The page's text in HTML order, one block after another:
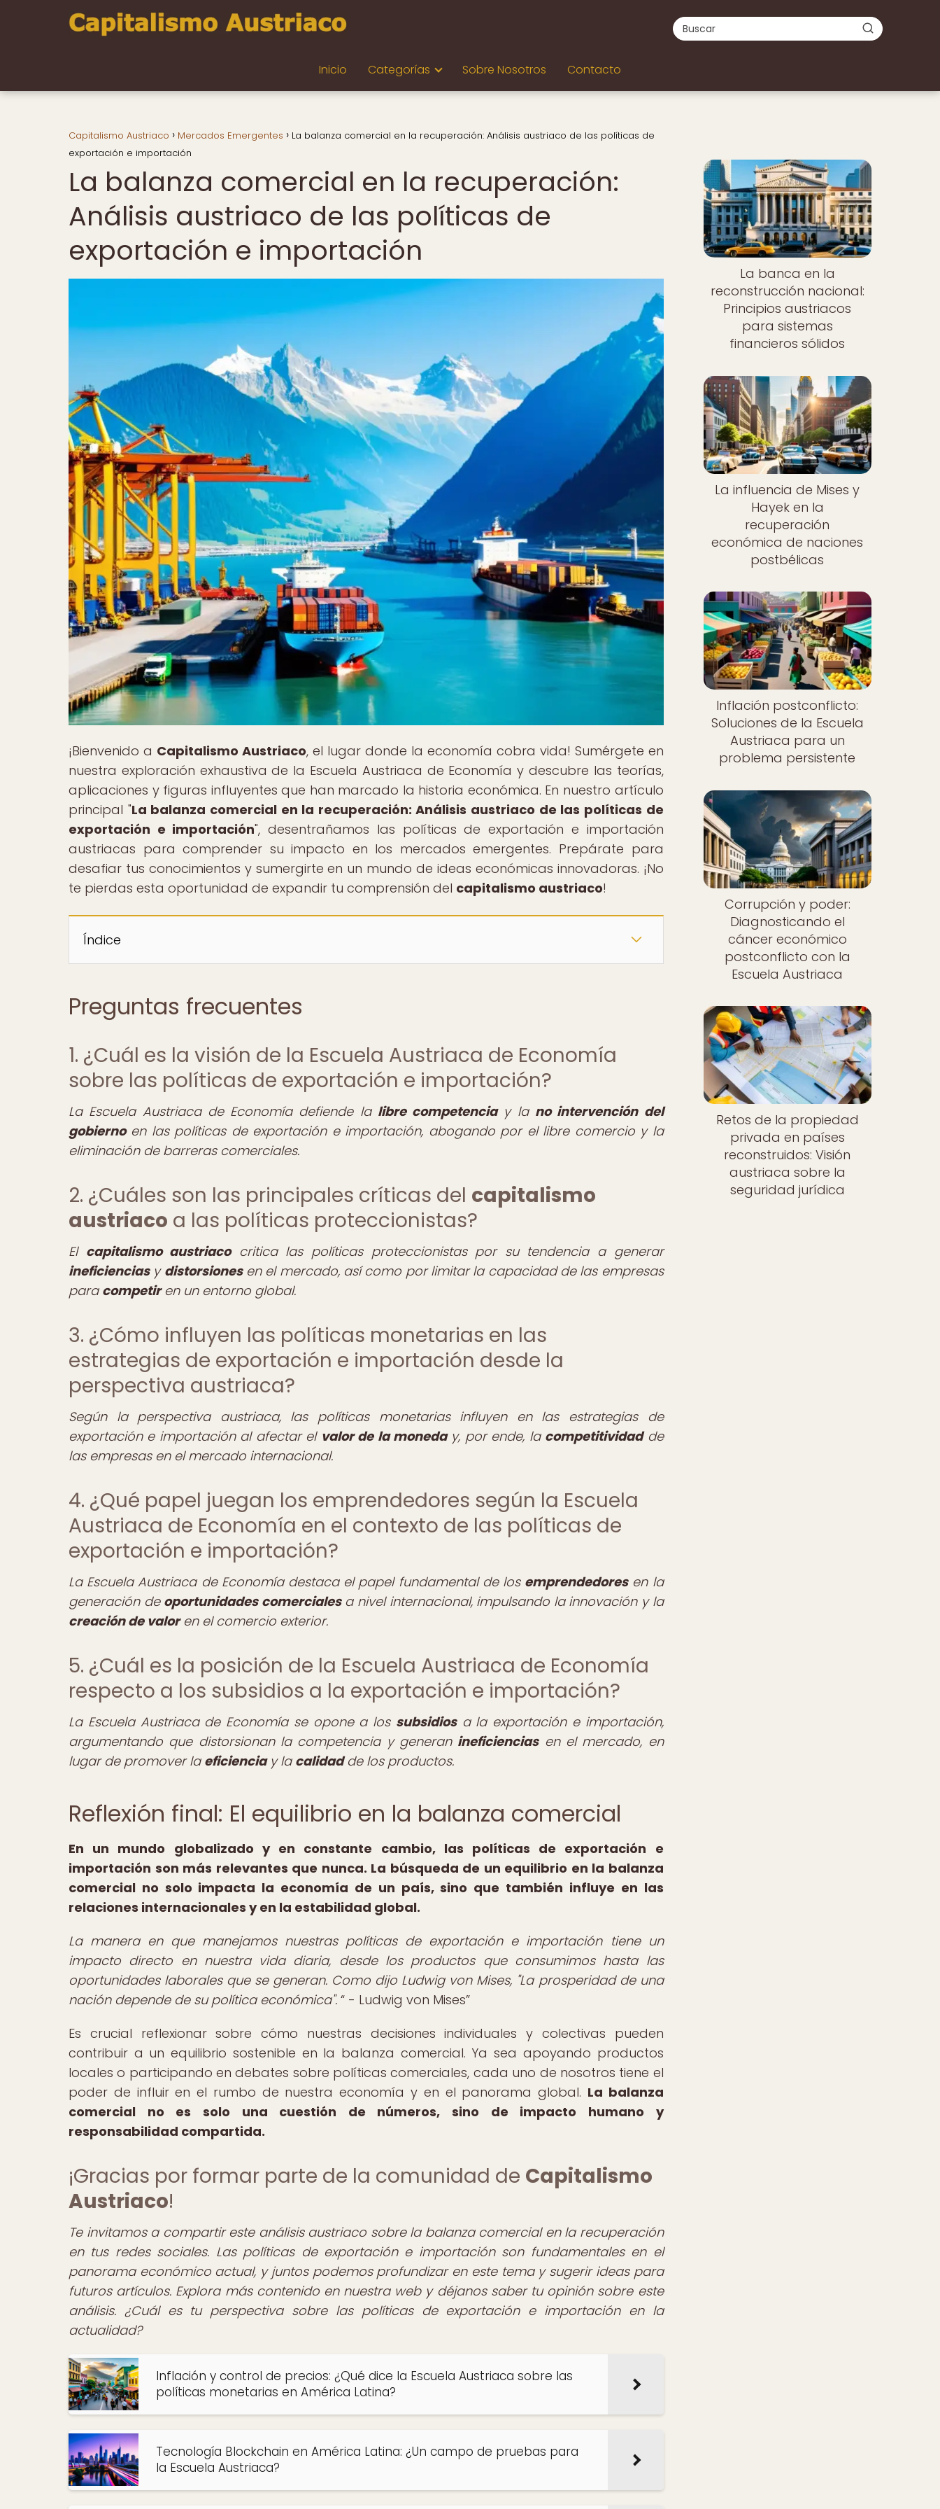
Inicio Categorías Sobre Nosotros Contacto
Capitalismo Austriaco Mercados Emergentes
La balanza comercial en la recuperación: Análisis austriaco de las políticas de
exportación e importación
La balanza comercial en la recuperación:
Análisis austriaco de las políticas de
exportación e importación
¡Bienvenido a Capitalismo Austriaco, el lugar donde la economía cobra vida! Sumérgete en
nuestra exploración exhaustiva de la Escuela Austriaca de Economía y descubre las teorías,
aplicaciones y figuras influyentes que han marcado la historia económica. En nuestro artículo
principal "La balanza comercial en la recuperación: Análisis austriaco de las políticas de
exportación e importación", desentrañamos las políticas de exportación e importación
austriacas para comprender su impacto en los mercados emergentes. Prepárate para
desafiar tus conocimientos y sumergirte en un mundo de ideas económicas innovadoras. ¡No
te pierdas esta oportunidad de expandir tu comprensión del capitalismo austriaco!
Índice
Preguntas frecuentes
1. ¿Cuál es la visión de la Escuela Austriaca de Economía
sobre las políticas de exportación e importación?
La Escuela Austriaca de Economía defiende la libre competenciay la no intervención del
gobiernoen las políticas de exportación e importación, abogando por el libre comercio y la
eliminación de barreras comerciales.
2. ¿Cuáles son las principales críticas del capitalismo
austriaco a las políticas proteccionistas?
El capitalismo austriacocritica las políticas proteccionistas por su tendencia a generar
ineficienciasy distorsionesen el mercado, así como por limitar la capacidad de las empresas
para competiren un entorno global.
3. ¿Cómo influyen las políticas monetarias en las
estrategias de exportación e importación desde la
perspectiva austriaca?
Según la perspectiva austriaca, las políticas monetarias influyen en las estrategias de
exportación e importación al afectar el valor de la moneday, por ende, la competitividadde
las empresas en el mercado internacional.
4. ¿Qué papel juegan los emprendedores según la Escuela
Austriaca de Economía en el contexto de las políticas de
exportación e importación?
La Escuela Austriaca de Economía destaca el papel fundamental de los emprendedoresen la
generación de oportunidades comercialesa nivel internacional, impulsando la innovación y la
creación de valoren el comercio exterior.
5. ¿Cuál es la posición de la Escuela Austriaca de Economía
respecto a los subsidios a la exportación e importación?
La Escuela Austriaca de Economía se opone a los subsidiosa la exportación e importación,
argumentando que distorsionan la competencia y generan ineficienciasen el mercado, en
lugar de promover la eficienciay la calidadde los productos.
Reflexión final: El equilibrio en la balanza comercial
En un mundo globalizado y en constante cambio, las políticas de exportación e
importación son más relevantes que nunca. La búsqueda de un equilibrio en la balanza
comercial no solo impacta la economía de un país, sino que también influye en las
relaciones internacionales y en la estabilidad global.
La manera en que manejamos nuestras políticas de exportación e importación tiene un
impacto directo en nuestra vida diaria, desde los productos que consumimos hasta las
oportunidades laborales que se generan. Como dijo Ludwig von Mises, "La prosperidad de una
nación depende de su política económica".
- Ludwig von Mises
Es crucial reflexionar sobre cómo nuestras decisiones individuales y colectivas pueden
contribuir a un equilibrio sostenible en la balanza comercial. Ya sea apoyando productos
locales o participando en debates sobre políticas comerciales, cada uno de nosotros tiene el
poder de influir en el rumbo de nuestra economía y en el panorama global. La balanza
comercial no es solo una cuestión de números, sino de impacto humano y
responsabilidad compartida.
¡Gracias por formar parte de la comunidad de Capitalismo
Austriaco!
Te invitamos a compartir este análisis austriaco sobre la balanza comercial en la recuperación
en tus redes sociales. Las políticas de exportación e importación son fundamentales en el
panorama económico actual, y juntos podemos profundizar en este tema y sugerir ideas para
futuros artículos. Explora más contenido en nuestra web y déjanos saber tu opinión sobre este
análisis. ¿Cuál es tu perspectiva sobre las políticas de exportación e importación en la
actualidad?
Inflación y control de precios: ¿Qué dice la Escuela Austriaca sobre las
políticas monetarias en América Latina?
Tecnología Blockchain en América Latina: ¿Un campo de pruebas para
la Escuela Austriaca?
La banca en la
reconstrucción nacional:
Principios austriacos
para sistemas
financieros sólidos
La influencia de Mises y
Hayek en la
recuperación
económica de naciones
postbélicas
Inflación postconflicto:
Soluciones de la Escuela
Austriaca para un
problema persistente
Corrupción y poder:
Diagnosticando el
cáncer económico
postconflicto con la
Escuela Austriaca
Retos de la propiedad
privada en países
reconstruidos: Visión
austriaca sobre la
seguridad jurídica